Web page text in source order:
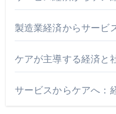
製造業経済からサービ
ケアが主導する経済と
サービスからケアへ：